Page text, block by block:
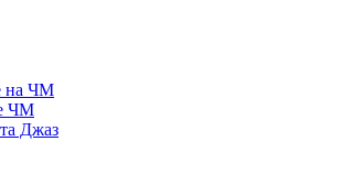
на ЧМ
ЧМ
Джаз